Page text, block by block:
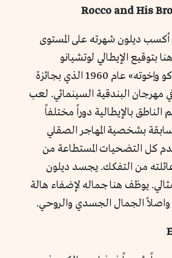
أكسب ديلون شهرته على المستوى
هنا بتوقيع الإيطالي لوتشيانو
فيسكونتي. فاز «روكو وإخوته» عام 1960 الذي بجائزة
مهرجان البندقية السينمائي. لعب
الناطق بالإيطالية دوراً مختلفاً
بشخصية المهاجر الصقلي
كل التضحيات المستطاعة من
من التفكك. يجسد ديلون
يوظف هنا جماله لإضفاء هالة
واصلاً الجمال الجسدي والروحي.